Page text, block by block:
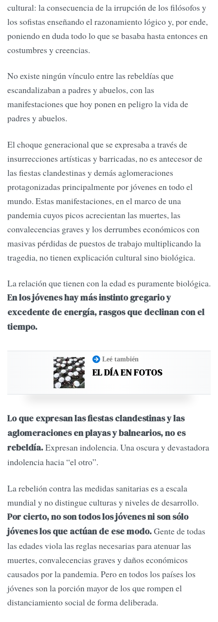
cultural: la consecuencia de la irrupción de los filósofos y
los sofistas enseñando el razonamiento lógico y, por ende,
poniendo en duda todo lo que se basaba hasta entonces en
costumbres y creencias.
No existe ningún vínculo entre las rebeldías que
escandalizaban a padres y abuelos, con las
manifestaciones que hoy ponen en peligro la vida de
padres y abuelos.
El choque generacional que se expresaba a través de
insurrecciones artísticas y barricadas, no es antecesor de
las fiestas clandestinas y demás aglomeraciones
protagonizadas principalmente por jóvenes en todo el
mundo. Estas manifestaciones, en el marco de una
pandemia cuyos picos acrecientan las muertes, las
convalecencias graves y los derrumbes económicos con
masivas pérdidas de puestos de trabajo multiplicando la
tragedia, no tienen explicación cultural sino biológica.
La relación que tienen con la edad es puramente biológica.
En los jóvenes hay más instinto gregario y
excedente de energía, rasgos que declinan con el
tiempo.
Leé también
EL DÍA EN FOTOS
Lo que expresan las fiestas clandestinas y las
aglomeraciones en playas y balnearios, no es
rebeldía.Expresan indolencia. Una oscura y devastadora
indolencia hacia “el otro”.
La rebelión contra las medidas sanitarias es a escala
mundial y no distingue culturas y niveles de desarrollo.
Por cierto, no son todos los jóvenes ni son sólo
jóvenes los que actúan de ese modo.Gente de todas
las edades viola las reglas necesarias para atenuar las
muertes, convalecencias graves y daños económicos
causados por la pandemia. Pero en todos los países los
jóvenes son la porción mayor de los que rompen el
distanciamiento social de forma deliberada.